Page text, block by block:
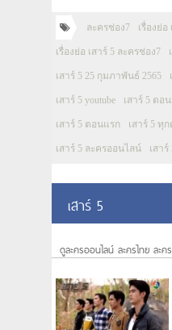
ละครช่อง7 เรื่องย่อ
เรื่องย่อ เสาร์ 5 ละครช่อง7
เสาร์ 5 25 กุมภาพันธ์ 2565
เสาร์ 5 youtube เสาร์ 5 ตอ
เสาร์ 5 ตอนแรก เสาร์ 5 ทุ
เสาร์ 5 ละครออนไลน์ เสา
เสาร์ 5
ดูละครออนไลน์ ละครไทย ละ